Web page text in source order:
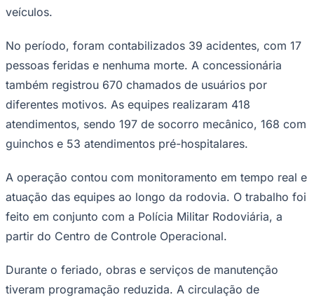
NBB
Competições de Futebol
Brasileirão Série A
Brasileirão Série B
Paulistão
Copa do Brasil
Sul-Americana
Copa América
La Liga
Bundesliga
Mundial 2026
Times - Ir direto
veículos.
No período, foram contabilizados 39 acidentes, com 17
pessoas feridas e nenhuma morte. A concessionária
também registrou 670 chamados de usuários por
diferentes motivos. As equipes realizaram 418
atendimentos, sendo 197 de socorro mecânico, 168 com
guinchos e 53 atendimentos pré-hospitalares.
A operação contou com monitoramento em tempo real e
atuação das equipes ao longo da rodovia. O trabalho foi
feito em conjunto com a Polícia Militar Rodoviária, a
partir do Centro de Controle Operacional.
Durante o feriado, obras e serviços de manutenção
tiveram programação reduzida. A circulação de